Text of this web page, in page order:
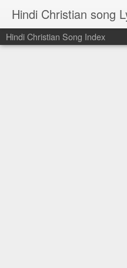
Hindi Christian song
Hindi Christian Song Index